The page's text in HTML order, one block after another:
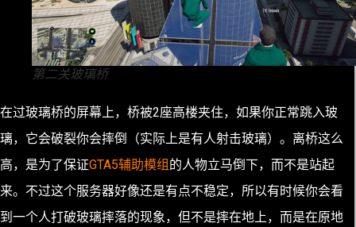
第二关玻璃桥
在过玻璃桥的屏幕上，桥被2座高楼夹住，如果你正常跳入玻
璃，它会破裂你会摔倒（实际上是有人射击玻璃）。离桥这么
高，是为了保证GTA5辅助模组 的人物立马倒下，而不是站起
来。不过这个服务器好像还是有点不稳定，所以有时候你会看
到一个人打破玻璃摔落的现象，但不是摔在地上，而是在原地